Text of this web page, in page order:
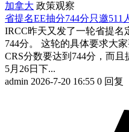
加拿大 政策观察
省提名EE抽分744分只邀511
IRCC昨天又发了一轮省提名
744分。 这轮的具体要求大
CRS分数要达到744分，而
5月26日下...
admin 2026-7-20 16:55 0 回复